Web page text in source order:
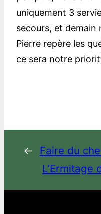
uniquement 3
secours, et demain
Pierre repère les
ce sera notre
←
Faire du
L’Ermitage